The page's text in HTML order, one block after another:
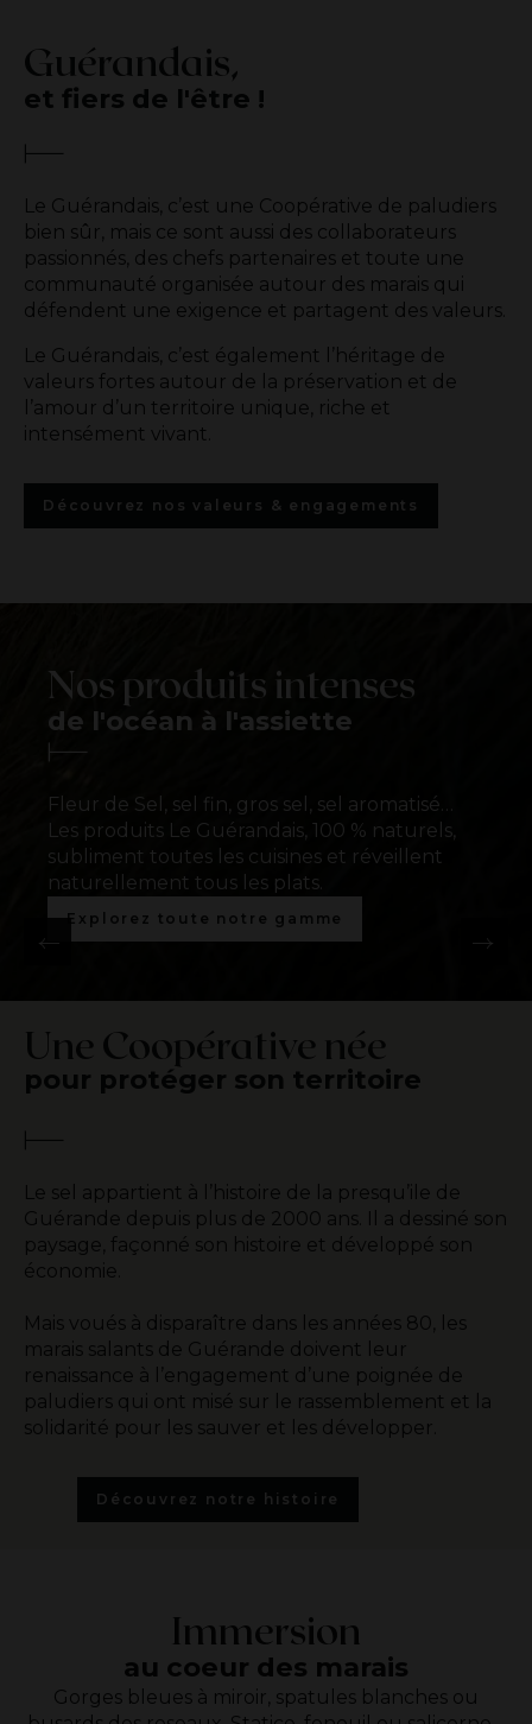
Guérandais,
et fiers de l'être !
Le Guérandais, c’est une Coopérative de paludiers
bien sûr, mais ce sont aussi des collaborateurs
passionnés, des chefs partenaires et toute une
communauté organisée autour des marais qui
défendent une exigence et partagent des valeurs.
Le Guérandais, c’est également l’héritage de
valeurs fortes autour de la préservation et de
l’amour d’un territoire unique, riche et
intensément vivant.
Découvrez nos valeurs & engagements
Nos produits intenses
de l'océan à l'assiette
Fleur de Sel, sel fin, gros sel, sel aromatisé…
Les produits Le Guérandais, 100 % naturels,
subliment toutes les cuisines et réveillent
naturellement tous les plats.
Explorez toute notre gamme
moulu
sel fin pour toutes les
Découvrez notre Sel Fin
de Sel
de goût par
Découvrez notre Fleur de Sel
sel
sel marin de tradition
Découvrez nos gros sels
aromatisé
des mélanges
Découvrez nos sels aromatisés
Sel moulu
Le sel fin pour toutes les
saveurs
Découvrez notre Sel Fin
Une Coopérative née
pour protéger son territoire
Le sel appartient à l’histoire de la presqu’ile de
Guérande depuis plus de 2000 ans. Il a dessiné son
paysage, façonné son histoire et développé son
économie.
Mais voués à disparaître dans les années 80, les
marais salants de Guérande doivent leur
renaissance à l’engagement d’une poignée de
paludiers qui ont misé sur le rassemblement et la
solidarité pour les sauver et les développer.
Découvrez notre histoire
Immersion
au coeur des marais
Gorges bleues à miroir, spatules blanches ou